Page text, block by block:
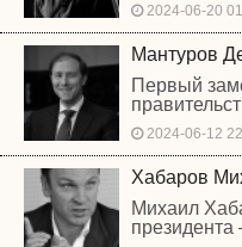
2024-06-20
Мантуров
Первый
2024-06-12
Хабаров
Михаил
президента